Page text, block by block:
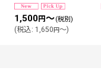
1,500円～(税別)
(税込: 1,650 円～)